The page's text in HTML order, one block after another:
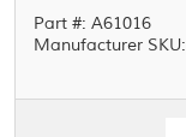
Part #: A61016
Manufacturer SKU: